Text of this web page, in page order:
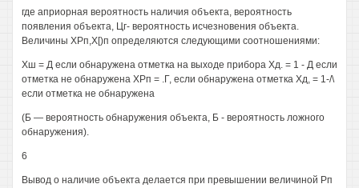
где априорная вероятность наличия объекта, вероятность
появления объекта, Цг- вероятность исчезновения объекта.
Величины ХРп,Х[)п определяются следующими соотношениями:
Хш = Д если обнаружена отметка на выходе прибора Xд. = 1 - Д если
отметка не обнаружена ХРп = .Г, если обнаружена отметка Хд, = 1-/\
если отметка не обнаружена
(Б — вероятность обнаружения объекта, Б - вероятность ложного
обнаружения).
6
Вывод о наличие объекта делается при превышении величиной Рп